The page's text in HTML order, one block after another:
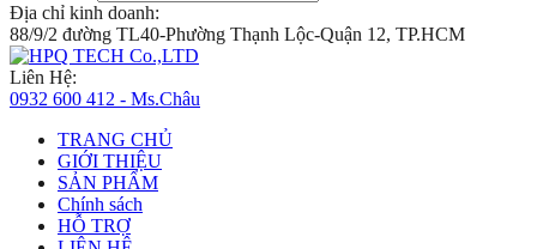
Địa chỉ kinh doanh:
88/9/2 đường TL40-Phường Thạnh Lộc-Quận 12, TP.HCM
Liên Hệ:
0932 600 412 - Ms.Châu
TRANG CHỦ
GIỚI THIỆU
SẢN PHẨM
Chính sách
HỖ TRỢ